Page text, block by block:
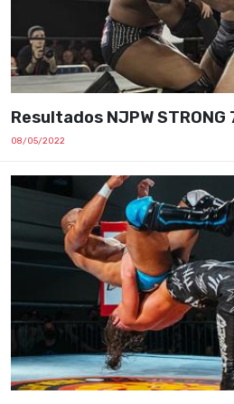
Resultados NJPW
08/05/2022